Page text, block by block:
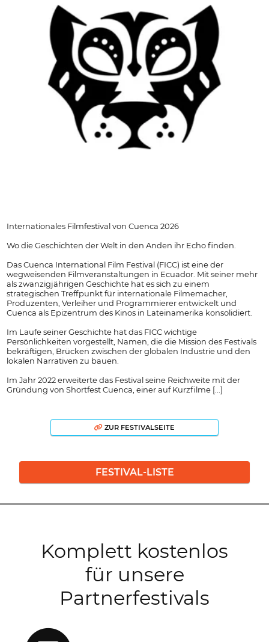
Internationales Filmfestival von Cuenca 2026
Wo die Geschichten der Welt in den Anden ihr Echo finden.
Das Cuenca International Film Festival (FICC) ist eine der
wegweisenden Filmveranstaltungen in Ecuador. Mit seiner mehr
als zwanzigjährigen Geschichte hat es sich zu einem
strategischen Treffpunkt für internationale Filmemacher,
Produzenten, Verleiher und Programmierer entwickelt und
Cuenca als Epizentrum des Kinos in Lateinamerika konsolidiert.
Im Laufe seiner Geschichte hat das FICC wichtige
Persönlichkeiten vorgestellt, Namen, die die Mission des Festivals
bekräftigen, Brücken zwischen der globalen Industrie und den
lokalen Narrativen zu bauen.
Im Jahr 2022 erweiterte das Festival seine Reichweite mit der
Gründung von Shortfest Cuenca, einer auf Kurzfilme [...]
ZUR FESTIVALSEITE
FESTIVAL-LISTE
Komplett kostenlos
für unsere
Partnerfestivals